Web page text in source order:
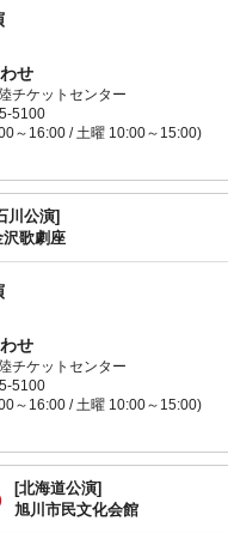
せ
チケットセンター
5100
～16:00 / 土曜 10:00～15:00)
川公演]
沢歌劇座
せ
チケットセンター
5100
～16:00 / 土曜 10:00～15:00)
[北海道公演]
旭川市民文化会館